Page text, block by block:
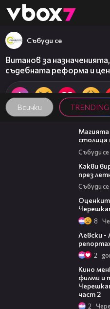
👾
Всички TRENDING
Събуди се
Витанов за
съдебната реформа и
05:03
Магията
столица
Събуди се
Какви
през
Събуди се
8
Левски -
2
Кино
филми и
част 2
2